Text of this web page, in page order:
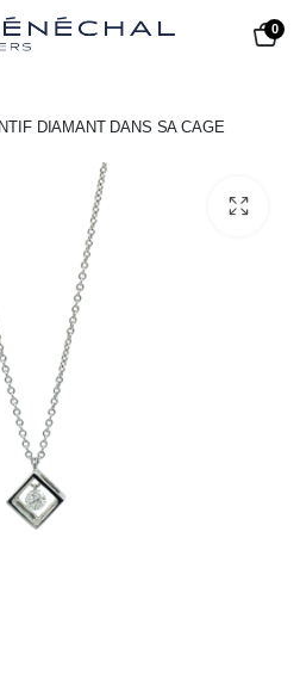
0
DIAMANT DANS SA CAGE